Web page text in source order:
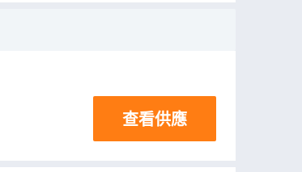
查看供應